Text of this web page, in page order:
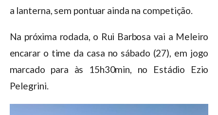
a lanterna, sem pontuar ainda na competição.
Na próxima rodada, o Rui Barbosa vai a Meleiro
encarar o time da casa no sábado (27), em jogo
marcado para às 15h30min, no Estádio Ezio
Pelegrini.